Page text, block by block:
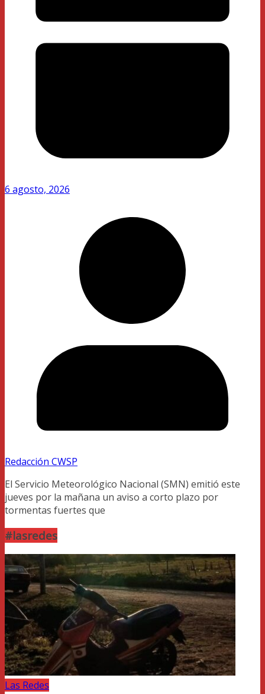
6 agosto, 2026
Redacción CWSP
El Servicio Meteorológico Nacional (SMN) emitió este
jueves por la mañana un aviso a corto plazo por
tormentas fuertes que
#lasredes
Las Redes